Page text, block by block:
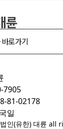
바로가기
7905
81-02178
일
인(유한) 대륜 all